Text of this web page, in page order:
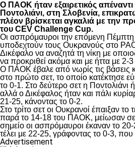
Ο ΠΑΟΚ ήταν εξαιρετικός
Ποντολιάνι, στη Σλοβενία,
πλέον βρίσκεται αγκαλιά με την
του CEV Challenge Cup.
Οι ασπρόμαυροι την επόμενη
υποδεχτούν τους Ουκρανούς στο
Δικέφαλο να αναζητά τη νίκη με
να προκριθεί ακόμα και με ήττα με 2-3
Ο ΠΑΟΚ έβαλε από νωρίς τις βάσεις
στο πρώτο σετ, το οποίο κατέκτησε
το 0-1. Στο δεύτερο σετ η Ποντολιάνι
αλλά ο Δικέφαλος ήταν και πάλι
21-25, κάνοντας το 0-2.
Στο τρίτο σετ οι Ουκρανοί έπαιξαν το
παρά το 14-18 του ΠΑΟΚ, μείωσαν σε
σημείο οι ασπρόμαυροι έκαναν το
τέλει με 22-25, γράφοντας το 0-3,
Advertisement